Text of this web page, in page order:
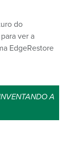
do
ver a
EdgeRestore
A